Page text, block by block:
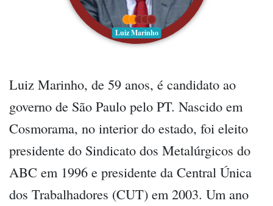
Luiz Marinho
Luiz Marinho, de 59 anos, é candidato ao
governo de São Paulo pelo PT. Nascido em
Cosmorama, no interior do estado, foi eleito
presidente do Sindicato dos Metalúrgicos do
ABC em 1996 e presidente da Central Única
dos Trabalhadores (CUT) em 2003. Um ano